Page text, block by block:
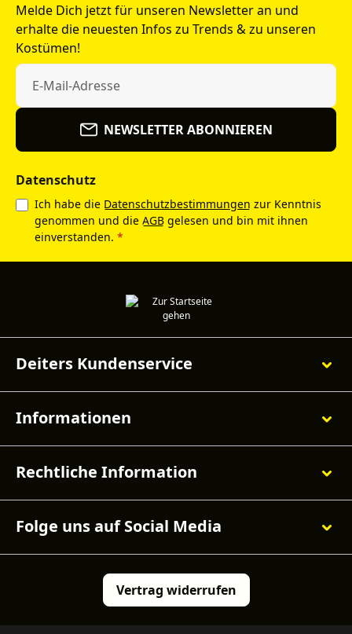
Melde Dich jetzt für unseren Newsletter an und
erhalte die neuesten Infos zu Trends & zu unseren
Kostümen!
NEWSLETTER ABONNIEREN
Datenschutz
Ich habe die Datenschutzbestimmungen zur Kenntnis
genommen und die AGB gelesen und bin mit ihnen
einverstanden. *
Deiters Kundenservice
Informationen
Rechtliche Information
Folge uns auf Social Media
Vertrag widerrufen